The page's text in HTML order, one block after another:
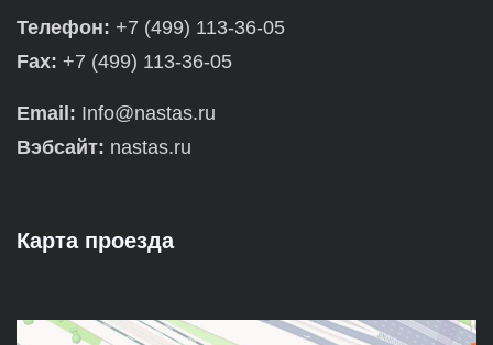
Телефон: +7 (499) 113-36-05
Fax: +7 (499) 113-36-05
Email: Info@nastas.ru
Вэбсайт: nastas.ru
Карта проезда